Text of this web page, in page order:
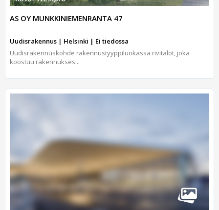
AS OY MUNKKINIEMENRANTA 47
Uudisrakennus | Helsinki | Ei tiedossa
Uudisrakennuskohde rakennustyyppiluokassa rivitalot, joka
koostuu rakennukses...